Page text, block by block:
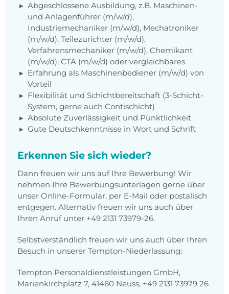
Abgeschlossene Ausbildung, z.B. Maschinen-
und Anlagenführer (m/w/d),
Industriemechaniker (m/w/d), Mechatroniker
(m/w/d), Teilezurichter (m/w/d),
Verfahrensmechaniker (m/w/d), Chemikant
(m/w/d), CTA (m/w/d) oder vergleichbares
Erfahrung als Maschinenbediener (m/w/d) von
Vorteil
Flexibilität und Schichtbereitschaft (3-Schicht-
System, gerne auch Contischicht)
Absolute Zuverlässigkeit und Pünktlichkeit
Gute Deutschkenntnisse in Wort und Schrift
Erkennen Sie sich wieder?
Dann freuen wir uns auf Ihre Bewerbung! Wir
nehmen Ihre Bewerbungsunterlagen gerne über
unser Online-Formular, per E-Mail oder postalisch
entgegen. Alternativ freuen wir uns auch über
Ihren Anruf unter +49 2131 73979-26.
Selbstverständlich freuen wir uns auch über Ihren
Besuch in unserer Tempton-Niederlassung:
Tempton Personaldienstleistungen GmbH,
Marienkirchplatz 7, 41460 Neuss, +49 2131 73979 26